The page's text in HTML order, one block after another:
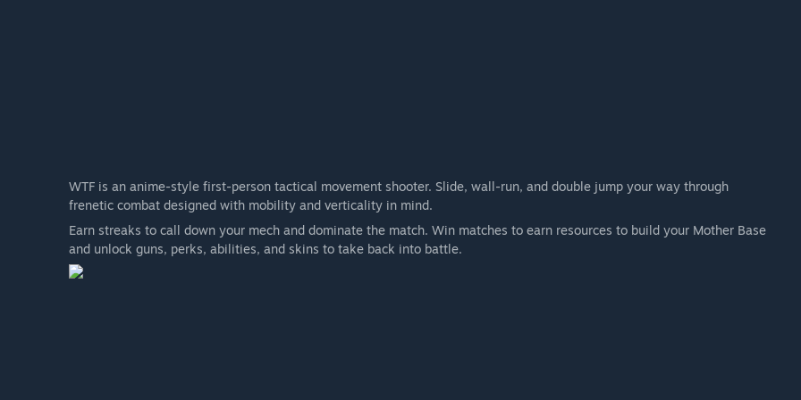
WTF is an anime-style first-person tactical movement shooter. Slide, wall-run, and double jump your way through
frenetic combat designed with mobility and verticality in mind.
Earn streaks to call down your mech and dominate the match. Win matches to earn resources to build your Mother Base
and unlock guns, perks, abilities, and skins to take back into battle.